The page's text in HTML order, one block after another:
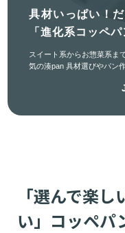
具材いっぱい！
「進化系コッペ
スイート系からお惣菜系ま
気の湊pan 具材選びやパン
「選んで楽
い」コッペパ